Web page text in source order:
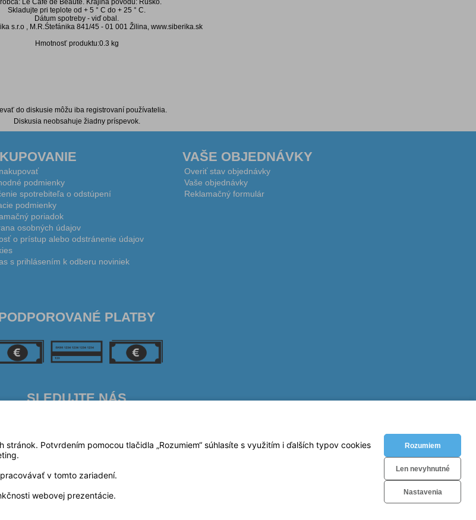
Le Cafe de Beaute. Krajina pôvodu: Rusko.
Skladujte pri teplote od + 5 ° C do + 25 ° C.
Dátum spotreby - viď obal.
s.r.o , M.R.Śtefánika 841/45 - 01 001 Žilina, www.siberika.sk
Hmotnosť produktu:0.3 kg
do diskusie môžu iba registrovaní používatelia.
Diskusia neobsahuje žiadny príspevok.
podmienky
spotrebiteľa o odstúpení
podmienky
poriadok
osobných údajov
o prístup alebo odstránenie údajov
s prihlásením k odberu noviniek
VAŠE OBJEDNÁVKY
Overiť stav objednávky
Vaše objednávky
Reklamačný formulár
PLATBY
SLEDUJTE NÁS
Prevádzkovateľ: © SIBERIKA, s.r.o. 2023
Potvrdením pomocou tlačidla „Rozumiem“ súhlasíte s využitím i ďalších typov cookies
v tomto zariadení.
webovej prezentácie.
Rozumiem
Len nevyhnutné
Nastavenia